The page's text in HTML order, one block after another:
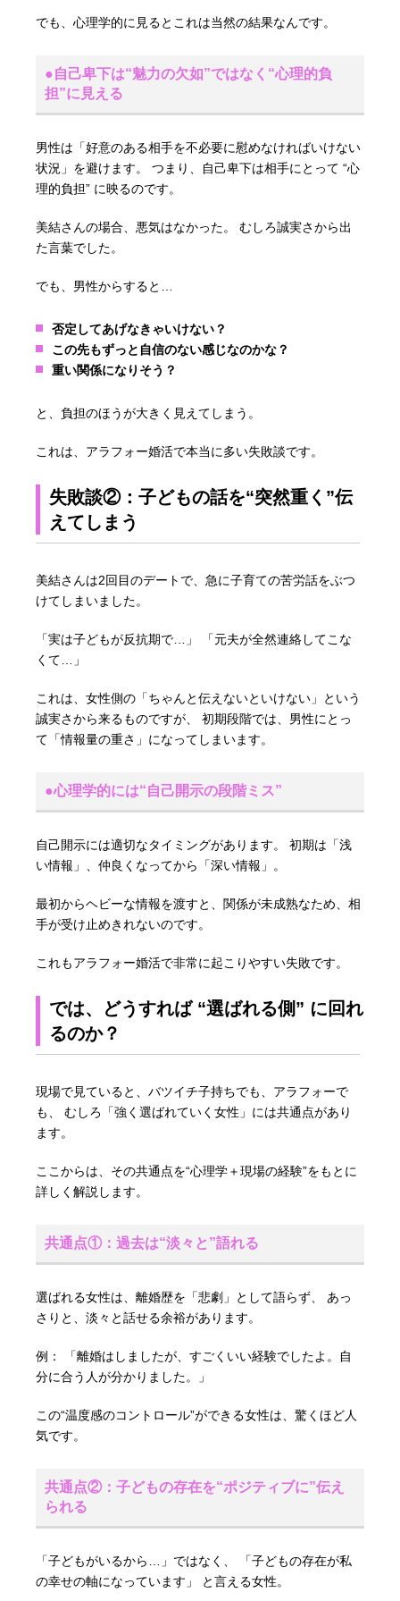
でも、心理学的に見るとこれは当然の結果なんです。
●自己卑下は“魅力の欠如”ではなく“心理的負
担”に見える
男性は「好意のある相手を不必要に慰めなければいけない
状況」を避けます。 つまり、自己卑下は相手にとって “心
理的負担” に映るのです。
美結さんの場合、悪気はなかった。 むしろ誠実さから出
た言葉でした。
でも、男性からすると…
否定してあげなきゃいけない？
この先もずっと自信のない感じなのかな？
重い関係になりそう？
と、負担のほうが大きく見えてしまう。
これは、アラフォー婚活で本当に多い失敗談です。
失敗談②：子どもの話を“突然重く”伝
えてしまう
美結さんは2回目のデートで、急に子育ての苦労話をぶつ
けてしまいました。
「実は子どもが反抗期で…」 「元夫が全然連絡してこな
くて…」
これは、女性側の「ちゃんと伝えないといけない」という
誠実さから来るものですが、 初期段階では、男性にとっ
て「情報量の重さ」になってしまいます。
●心理学的には“自己開示の段階ミス”
自己開示には適切なタイミングがあります。 初期は「浅
い情報」、仲良くなってから「深い情報」。
最初からヘビーな情報を渡すと、関係が未成熟なため、相
手が受け止めきれないのです。
これもアラフォー婚活で非常に起こりやすい失敗です。
では、どうすれば “選ばれる側” に回れ
るのか？
現場で見ていると、バツイチ子持ちでも、アラフォーで
も、 むしろ「強く選ばれていく女性」には共通点があり
ます。
ここからは、その共通点を“心理学＋現場の経験”をもとに
詳しく解説します。
共通点①：過去は“淡々と”語れる
選ばれる女性は、離婚歴を「悲劇」として語らず、 あっ
さりと、淡々と話せる余裕があります。
例： 「離婚はしましたが、すごくいい経験でしたよ。自
分に合う人が分かりました。」
この“温度感のコントロール”ができる女性は、驚くほど人
気です。
共通点②：子どもの存在を“ポジティブに”伝え
られる
「子どもがいるから…」ではなく、 「子どもの存在が私
の幸せの軸になっています」 と言える女性。